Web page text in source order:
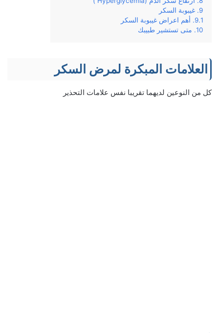
غيبوبة السكر
أهم اعراض غيبوبة السكر
متى تستشير طبيبك
العلامات المبكرة لمرض السكر
كل من النوعين لديهما تقريبا نفس علامات التحذير